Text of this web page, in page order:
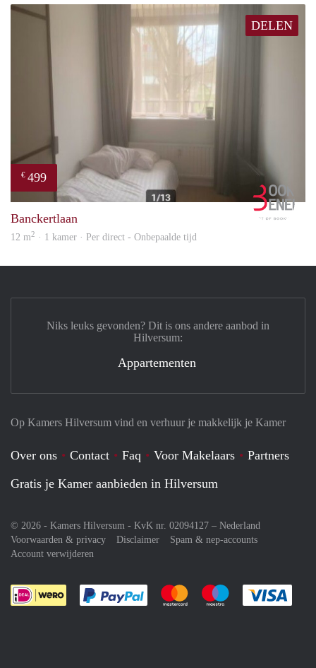
DELEN
€ 499
Banckertlaan
12 m2 · 1 kamer · Per direct - Onbepaalde tijd
Op Kamers Hilversum vind en verhuur je makkelijk je Kamer
Over ons Contact Faq Voor Makelaars
Partners
Gratis je Kamer aanbieden in Hilversum
© 2026 - Kamers Hilversum - KvK nr. 02094127 – Nederland
Voorwaarden & privacy
Disclaimer
Spam & nep-accounts
Account verwijderen
Je rekent gemakkelijk af met Paypal
Je rekent gemakkelijk af met
Je rekent
Niks leuks gevonden? Dit is ons andere aanbod in
Hilversum:
Appartementen